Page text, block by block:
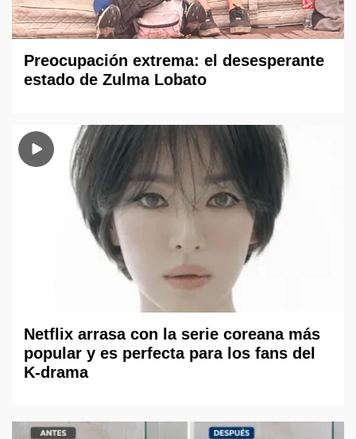
Preocupación extrema: el desesperante
estado de Zulma Lobato
Netflix arrasa con la serie coreana más
popular y es perfecta para los fans del
K-drama